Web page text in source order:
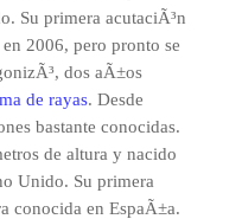
Su primera acutaciÃ³n
2006, pero pronto se
dos aÃ±os
de rayas. Desde
bastante conocidas.
de altura y nacido
Unido. Su primera
conocida en EspaÃ±a.